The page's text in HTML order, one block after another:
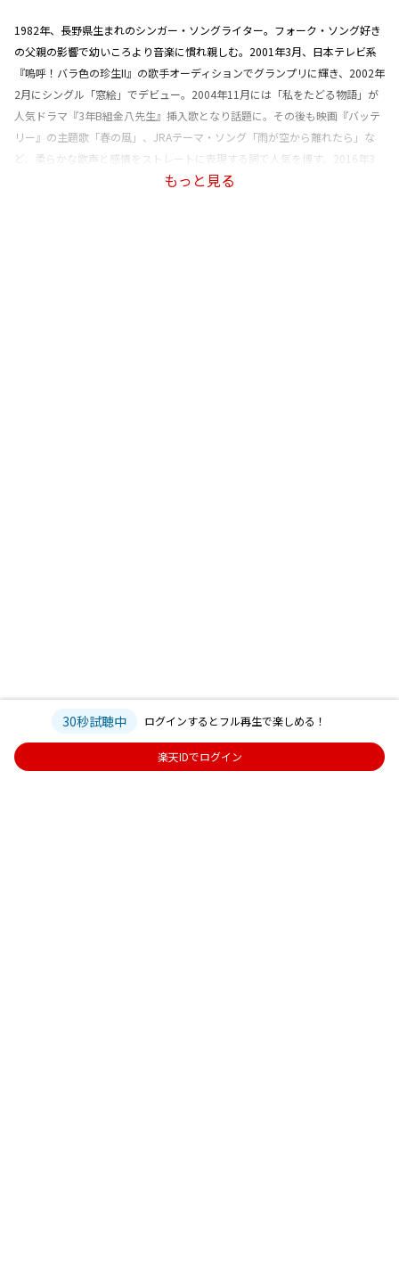
1982年、長野県生まれのシンガー・ソングライター。フォーク・ソング好き
の父親の影響で幼いころより音楽に慣れ親しむ。2001年3月、日本テレビ系
『嗚呼！バラ色の珍生II』の歌手オーディションでグランプリに輝き、2002年
2月にシングル「窓絵」でデビュー。2004年11月には「私をたどる物語」が
人気ドラマ『3年B組金八先生』挿入歌となり話題に。その後も映画『バッテ
リー』の主題歌「春の風」、JRAテーマ・ソング「雨が空から離れたら」な
ど、柔らかな歌声と感情をストレートに表現する詞で人気を博す。2016年3
月、アルバム『飾りのない明日』をリリース。
もっと見る
30秒試聴中 ログインするとフル再生で楽しめる！
楽天IDでログイン